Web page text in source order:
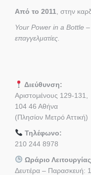
Από το 2011 , στην
Your Power in a Bottle –
επαγγελματίες.
Διεύθυνση:
Αριστομένους 129-131,
104 46 Αθήνα
(Πλησίον Μετρό Αττική)
Τηλέφωνο:
210 244 8978
Ωράριο
Δευτέρα – Παρασκευή: